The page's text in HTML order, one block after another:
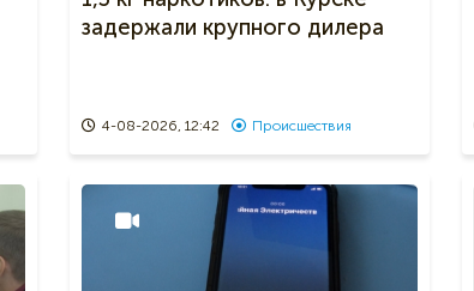
задержали крупного дилера
4-08-2026, 12:42 Происшествия